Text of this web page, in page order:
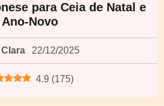
para Ceia de Natal e
Ano-Novo
22/12/2025
4.9 (175)